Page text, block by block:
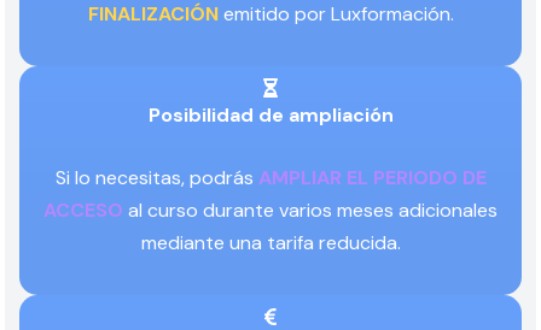
FINALIZACIÓNemitido por Luxformación.
Posibilidad de ampliación
Si lo necesitas, podrás AMPLIAR EL PERIODO DE
ACCESO al curso durante varios meses adicionales
mediante una tarifa reducida.